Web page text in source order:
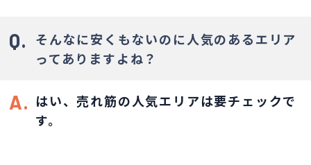
Q.
そんなに安くもないのに人気のあるエリア
ってありますよね？
A. はい、売れ筋の人気エリアは要チェックで
す。